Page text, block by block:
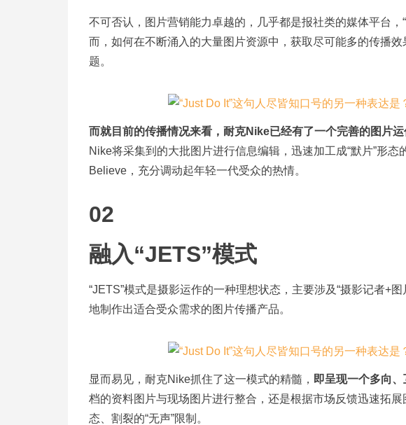
不可否认，图片营销能力卓越的，几乎都是报社类的媒体平台
而，如何在不断涌入的大量图片资源中，获取尽可能多的传播
题。​
而就目前的传播情况来看，耐克Nike已经有了一个完善的图片
Nike将采集到的大批图片进行信息编辑，迅速加工成“默片”形
Believe，充分调动起年轻一代受众的热情。
02
融入“JETS”模式
“JETS”模式是摄影运作的一种理想状态，主要涉及“摄影记者+
地制作出适合受众需求的图片传播产品。​
显而易见，耐克Nike抓住了这一模式的精髓， 即呈现一个多向
档的资料图片与现场图片进行整合，还是根据市场反馈迅速拓
态、割裂的“无声”限制。